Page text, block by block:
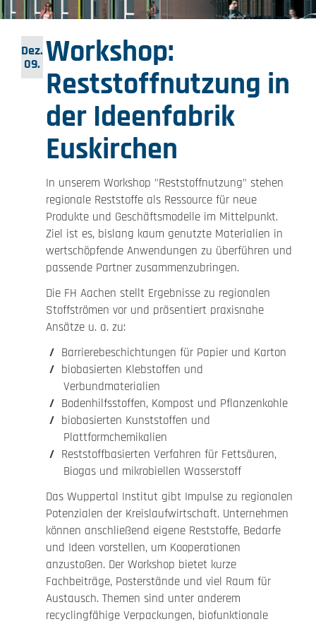
Dez.
09. Workshop:
Reststoffnutzung in
der Ideenfabrik
Euskirchen
In unserem Workshop "Reststoffnutzung" stehen
regionale Reststoffe als Ressource für neue
Produkte und Geschäftsmodelle im Mittelpunkt.
Ziel ist es, bislang kaum genutzte Materialien in
wertschöpfende Anwendungen zu überführen und
passende Partner zusammenzubringen.
Die FH Aachen stellt Ergebnisse zu regionalen
Stoffströmen vor und präsentiert praxisnahe
Ansätze u. a. zu:
Barrierebeschichtungen für Papier und Karton
biobasierten Klebstoffen und
Verbundmaterialien
Bodenhilfsstoffen, Kompost und Pflanzenkohle
biobasierten Kunststoffen und
Plattformchemikalien
Reststoffbasierten Verfahren für Fettsäuren,
Biogas und mikrobiellen Wasserstoff
Das Wuppertal Institut gibt Impulse zu regionalen
Potenzialen der Kreislaufwirtschaft. Unternehmen
können anschließend eigene Reststoffe, Bedarfe
und Ideen vorstellen, um Kooperationen
anzustoßen. Der Workshop bietet kurze
Fachbeiträge, Posterstände und viel Raum für
Austausch. Themen sind unter anderem
recyclingfähige Verpackungen, biofunktionale